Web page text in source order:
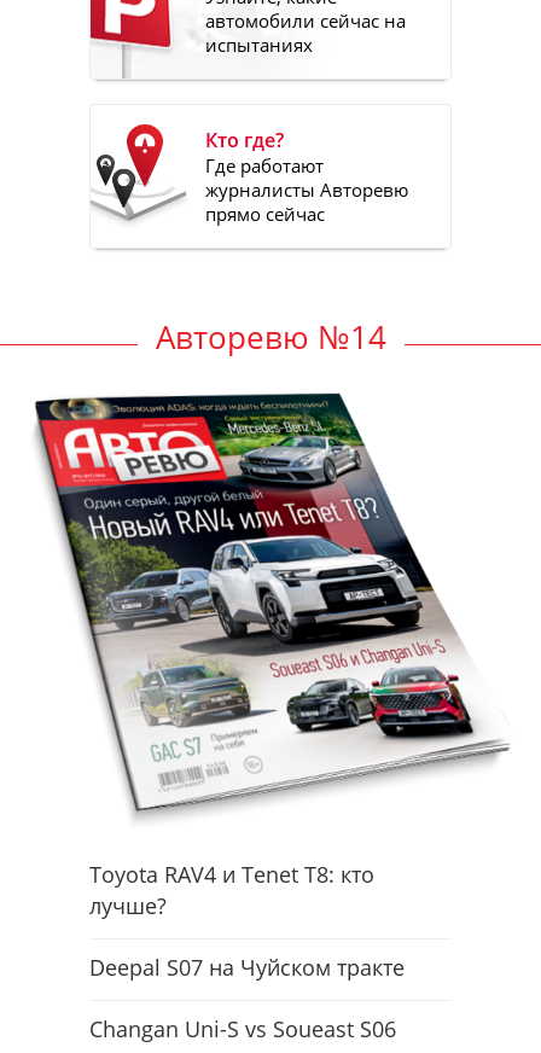
автомобили сейчас на
испытаниях
Кто где?
Где работают
журналисты Авторевю
прямо сейчас
Авторевю №14
Toyota RAV4 и Tenet T8: кто
лучше?
Deepal S07 на Чуйском тракте
Changan Uni-S vs Soueast S06